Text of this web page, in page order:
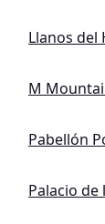
Llanos del
M
Pabellón
Palacio de